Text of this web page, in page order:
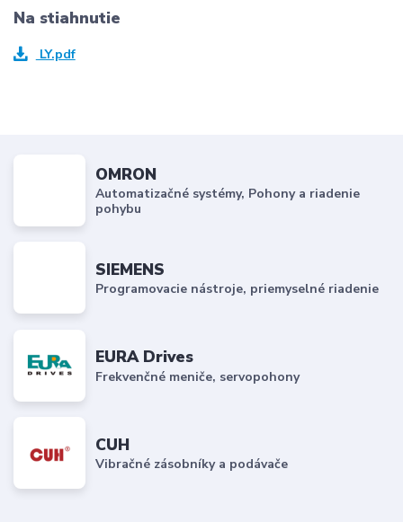
Na stiahnutie
LY.pdf
OMRON
Automatizačné systémy, Pohony a riadenie
pohybu
SIEMENS
Programovacie nástroje, priemyselné riadenie
EURA Drives
Frekvenčné meniče, servopohony
CUH
Vibračné zásobníky a podávače